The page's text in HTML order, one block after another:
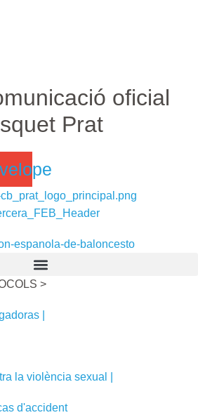
oficial
Prat
>
|
la violència sexual |
d'accident